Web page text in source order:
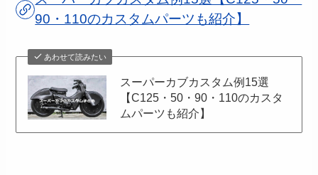
90・110のカスタムパーツも紹介】
あわせて読みたい
スーパーカブカスタム例15選
【C125・50・90・110のカスタ
ムパーツも紹介】